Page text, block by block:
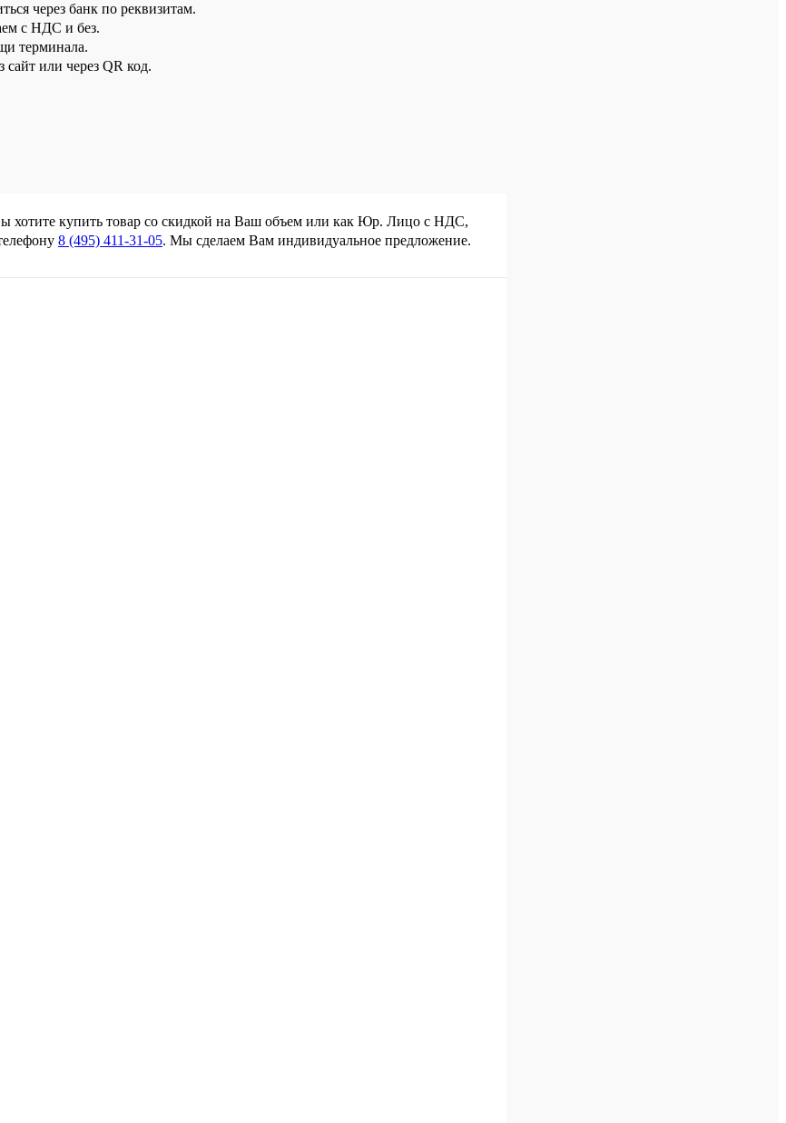
через банк по реквизитам.
с НДС и без.
терминала.
или через QR код.
хотите купить товар со скидкой на Ваш объем или как Юр. Лицо с НДС,
8 (495) 411-31-05. Мы сделаем Вам индивидуальное предложение.